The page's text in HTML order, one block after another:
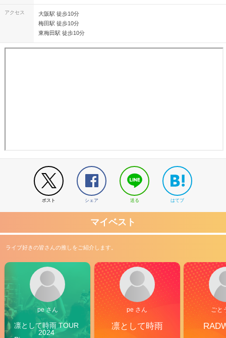
アクセス
大阪駅 徒歩10分
梅田駅 徒歩10分
東梅田駅 徒歩10分
ポスト シェア 送る はてブ
マイベスト
ライブ好きの皆さんの推しをご紹介します。
pe さん
凛として時雨 TOUR
2024
pe さん
凛として時雨
ごと